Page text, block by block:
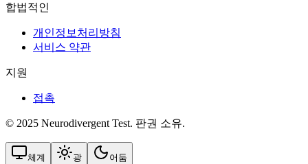
합법적인
개인정보처리방침
서비스 약관
지원
접촉
© 2025 Neurodivergent Test. 판권 소유.
체계 광 어둠